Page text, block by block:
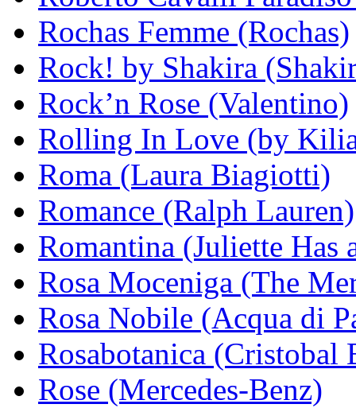
Rochas Femme (Rochas)
Rock! by Shakira
Rock’n Rose (Valentino)
Rolling In Love (by
Roma (Laura Biagiotti)
Romance (Ralph Lauren)
Romantina (Juliette Has
Rosa Moceniga (The
Rosa Nobile (Acqua di
Rosabotanica (Cristobal
Rose (Mercedes-Benz)